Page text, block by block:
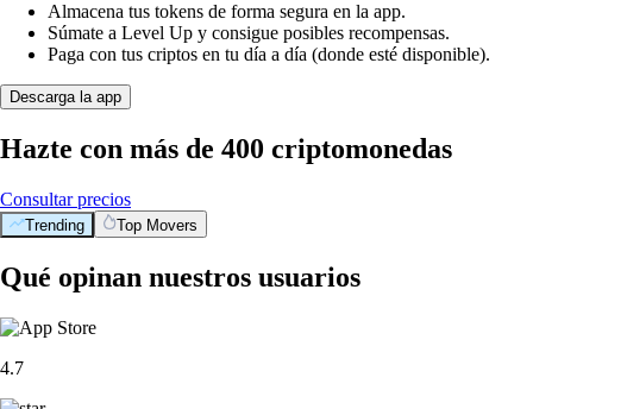
Almacena tus tokens de forma segura en la app.
Súmate a Level Up y consigue posibles recompensas.
Paga con tus criptos en tu día a día (donde esté disponible).
Descarga la app
Hazte con más de 400 criptomonedas
Consultar precios
Trending Top Movers
Qué opinan nuestros usuarios
4.7